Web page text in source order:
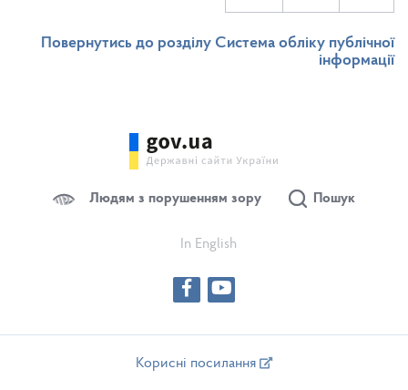
Повернутись до розділу Система обліку публічної
інформації
Людям з порушенням зору Пошук
In English
Корисні посилання